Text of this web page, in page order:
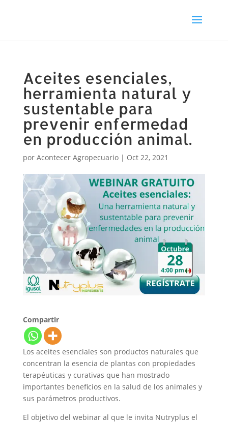
Aceites esenciales,
herramienta natural y
sustentable para
prevenir enfermedad
en producción animal.
por Acontecer Agropecuario| Oct 22, 2021
Compartir
Los aceites esenciales son productos naturales que
concentran la esencia de plantas con propiedades
terapéuticas y curativas que han mostrado
importantes beneficios en la salud de los animales y
sus parámetros productivos.
El objetivo del webinar al que le invita Nutryplus el